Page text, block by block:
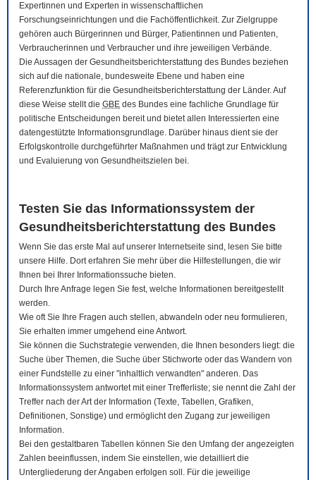
Expertinnen und Experten in wissenschaftlichen
Forschungseinrichtungen und die Fachöffentlichkeit. Zur Zielgruppe
gehören auch Bürgerinnen und Bürger, Patientinnen und Patienten,
Verbraucherinnen und Verbraucher und ihre jeweiligen Verbände.
Die Aussagen der Gesundheitsberichterstattung des Bundes beziehen
sich auf die nationale, bundesweite Ebene und haben eine
Referenzfunktion für die Gesundheitsberichterstattung der Länder. Auf
diese Weise stellt die GBE des Bundes eine fachliche Grundlage für
politische Entscheidungen bereit und bietet allen Interessierten eine
datengestützte Informationsgrundlage. Darüber hinaus dient sie der
Erfolgskontrolle durchgeführter Maßnahmen und trägt zur Entwicklung
und Evaluierung von Gesundheitszielen bei.
Testen Sie das Informationssystem der
Gesundheitsberichterstattung des Bundes
Wenn Sie das erste Mal auf unserer Internetseite sind, lesen Sie bitte
unsere Hilfe. Dort erfahren Sie mehr über die Hilfestellungen, die wir
Ihnen bei Ihrer Informationssuche bieten.
Durch Ihre Anfrage legen Sie fest, welche Informationen bereitgestellt
werden.
Wie oft Sie Ihre Fragen auch stellen, abwandeln oder neu formulieren,
Sie erhalten immer umgehend eine Antwort.
Sie können die Suchstrategie verwenden, die Ihnen besonders liegt: die
Suche über Themen, die Suche über Stichworte oder das Wandern von
einer Fundstelle zu einer "inhaltlich verwandten" anderen. Das
Informationssystem antwortet mit einer Trefferliste; sie nennt die Zahl der
Treffer nach der Art der Information (Texte, Tabellen, Grafiken,
Definitionen, Sonstige) und ermöglicht den Zugang zur jeweiligen
Information.
Bei den gestaltbaren Tabellen können Sie den Umfang der angezeigten
Zahlen beeinflussen, indem Sie einstellen, wie detailliert die
Untergliederung der Angaben erfolgen soll. Für die jeweilige